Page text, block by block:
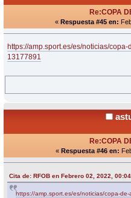
Re:COPA
« Respuesta #45 en:
https://amp.sport.es/es/noticias/
13177891
Re:COPA
« Respuesta #46 en:
Cita de: RFOB en Febrero 02, 2022,
https://amp.sport.es/es/noticias/copa-